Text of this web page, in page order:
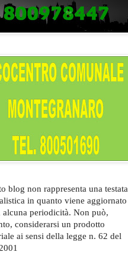
blog non rappresenta una testata
in quanto viene aggiornato
alcuna periodicità. Non può,
considerarsi un prodotto
ai sensi della legge n. 62 del